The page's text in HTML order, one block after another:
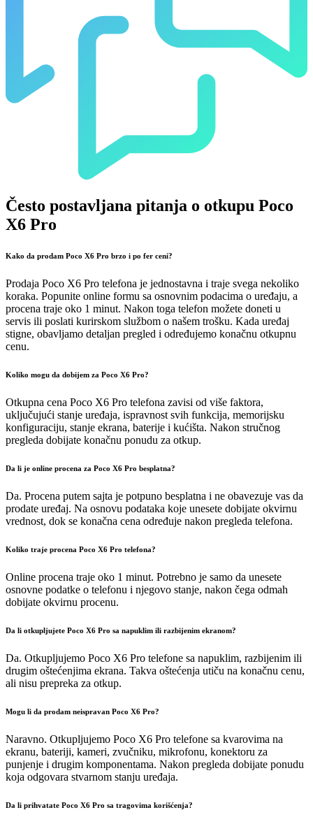
Često postavljana pitanja o otkupu Poco
X6 Pro
Kako da prodam Poco X6 Pro brzo i po fer ceni?
Prodaja Poco X6 Pro telefona je jednostavna i traje svega nekoliko
koraka. Popunite online formu sa osnovnim podacima o uređaju, a
procena traje oko 1 minut. Nakon toga telefon možete doneti u
servis ili poslati kurirskom službom o našem trošku. Kada uređaj
stigne, obavljamo detaljan pregled i određujemo konačnu otkupnu
cenu.
Koliko mogu da dobijem za Poco X6 Pro?
Otkupna cena Poco X6 Pro telefona zavisi od više faktora,
uključujući stanje uređaja, ispravnost svih funkcija, memorijsku
konfiguraciju, stanje ekrana, baterije i kućišta. Nakon stručnog
pregleda dobijate konačnu ponudu za otkup.
Da li je online procena za Poco X6 Pro besplatna?
Da. Procena putem sajta je potpuno besplatna i ne obavezuje vas da
prodate uređaj. Na osnovu podataka koje unesete dobijate okvirnu
vrednost, dok se konačna cena određuje nakon pregleda telefona.
Koliko traje procena Poco X6 Pro telefona?
Online procena traje oko 1 minut. Potrebno je samo da unesete
osnovne podatke o telefonu i njegovo stanje, nakon čega odmah
dobijate okvirnu procenu.
Da li otkupljujete Poco X6 Pro sa napuklim ili razbijenim ekranom?
Da. Otkupljujemo Poco X6 Pro telefone sa napuklim, razbijenim ili
drugim oštećenjima ekrana. Takva oštećenja utiču na konačnu cenu,
ali nisu prepreka za otkup.
Mogu li da prodam neispravan Poco X6 Pro?
Naravno. Otkupljujemo Poco X6 Pro telefone sa kvarovima na
ekranu, bateriji, kameri, zvučniku, mikrofonu, konektoru za
punjenje i drugim komponentama. Nakon pregleda dobijate ponudu
koja odgovara stvarnom stanju uređaja.
Da li prihvatate Poco X6 Pro sa tragovima korišćenja?